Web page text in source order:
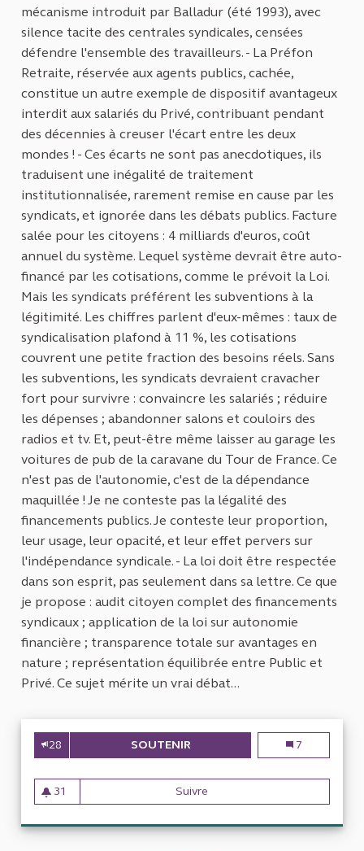
mécanisme introduit par Balladur (été 1993), avec
silence tacite des centrales syndicales, censées
défendre l'ensemble des travailleurs. - La Préfon
Retraite, réservée aux agents publics, cachée,
constitue un autre exemple de dispositif avantageux
interdit aux salariés du Privé, contribuant pendant
des décennies à creuser l'écart entre les deux
mondes ! - Ces écarts ne sont pas anecdotiques, ils
traduisent une inégalité de traitement
institutionnalisée, rarement remise en cause par les
syndicats, et ignorée dans les débats publics. Facture
salée pour les citoyens : 4 milliards d'euros, coût
annuel du système. Lequel système devrait être auto-
financé par les cotisations, comme le prévoit la Loi.
Mais les syndicats préférent les subventions à la
légitimité. Les chiffres parlent d'eux-mêmes : taux de
syndicalisation plafond à 11 %, les cotisations
couvrent une petite fraction des besoins réels. Sans
les subventions, les syndicats devraient cravacher
fort pour survivre : convaincre les salariés ; réduire
les dépenses ; abandonner salons et couloirs des
radios et tv. Et, peut-être même laisser au garage les
voitures de pub de la caravane du Tour de France. Ce
n'est pas de l'autonomie, c'est de la dépendance
maquillée ! Je ne conteste pas la légalité des
financements publics. Je conteste leur proportion,
leur usage, leur opacité, et leur effet pervers sur
l'indépendance syndicale. - La loi doit être respectée
dans son esprit, pas seulement dans sa lettre. Ce que
je propose : audit citoyen complet des financements
syndicaux ; application de la loi sur autonomie
financière ; transparence totale sur avantages en
nature ; représentation équilibrée entre Public et
Privé. Ce sujet mérite un vrai débat...
28 SOUTENIRSYNDICATS SOUS PERFUSION
Syndicats
7
31
31 abonnés
Suivre